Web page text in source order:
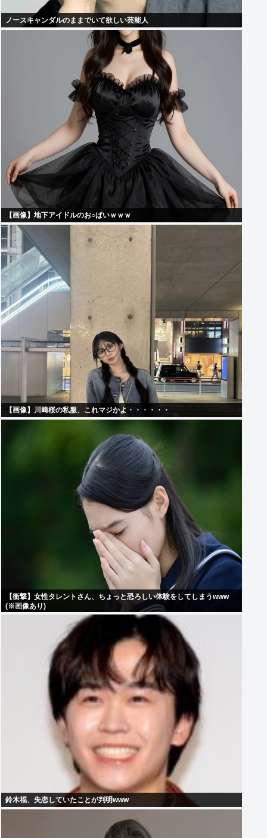
ノースキャンダルのままでいて欲しい芸能人
【画像】地下アイドルのお○ぱいｗｗｗ
【画像】川﨑桜の私服、これマジかよ・・・・・・
【衝撃】女性タレントさん、ちょっと恐ろしい体験をしてしまうwww
(※画像あり)
鈴木福、失恋していたことが判明www